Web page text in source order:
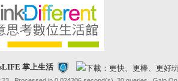
掌上生活